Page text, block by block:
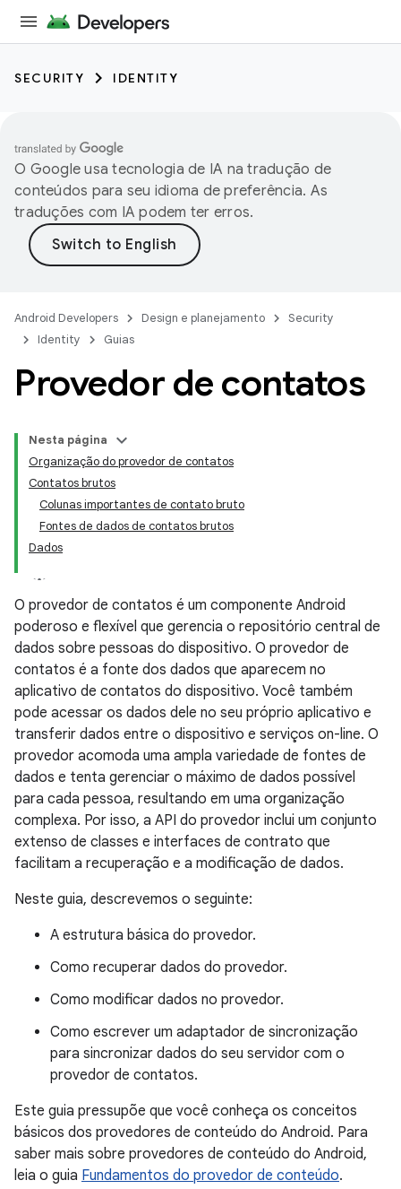
SECURITY IDENTITY
O Google usa tecnologia de IA na tradução de
conteúdos para seu idioma de preferência. As
traduções com IA podem ter erros.
Android Developers Design e planejamento
Security
Identity
Guias
Provedor de contatos
Nesta página
Organização do provedor de contatos
Contatos brutos
Colunas importantes de contato bruto
Fontes de dados de contatos brutos
Dados
O provedor de contatos é um componente Android
poderoso e flexível que gerencia o repositório central de
dados sobre pessoas do dispositivo. O provedor de
contatos é a fonte dos dados que aparecem no
aplicativo de contatos do dispositivo. Você também
pode acessar os dados dele no seu próprio aplicativo e
transferir dados entre o dispositivo e serviços on-line. O
provedor acomoda uma ampla variedade de fontes de
dados e tenta gerenciar o máximo de dados possível
para cada pessoa, resultando em uma organização
complexa. Por isso, a API do provedor inclui um conjunto
extenso de classes e interfaces de contrato que
facilitam a recuperação e a modificação de dados.
Neste guia, descrevemos o seguinte:
A estrutura básica do provedor.
Como recuperar dados do provedor.
Como modificar dados no provedor.
Como escrever um adaptador de sincronização
para sincronizar dados do seu servidor com o
provedor de contatos.
Este guia pressupõe que você conheça os conceitos
básicos dos provedores de conteúdo do Android. Para
saber mais sobre provedores de conteúdo do Android,
leia o guia Fundamentos do provedor de conteúdo.